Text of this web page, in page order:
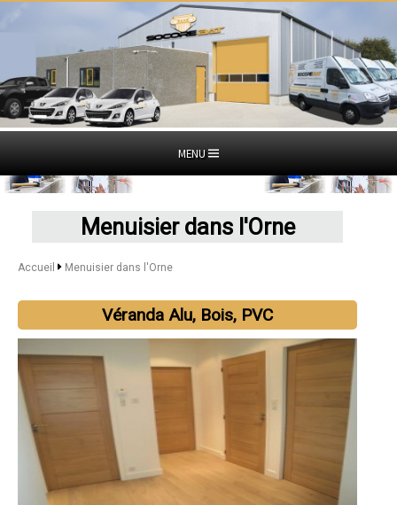
MENU
Menuisier dans l'Orne
Accueil Menuisier dans l'Orne
Véranda Alu, Bois, PVC